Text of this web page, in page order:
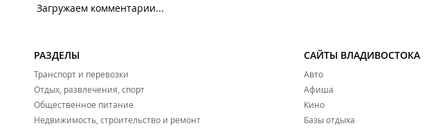
Загружаем комментарии...
РАЗДЕЛЫ
Транспорт и перевозки
Отдых, развлечения, спорт
Общественное питание
Недвижимость, строительство и ремонт
САЙТЫ ВЛАДИВОСТОКА
Авто
Афиша
Кино
Базы отдыха